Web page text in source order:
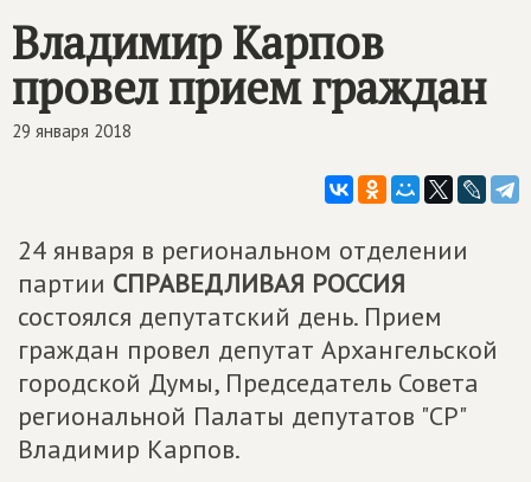
Контакты
Владимир Карпов
провел прием граждан
29 января 2018
24 января в региональном отделении
партии СПРАВЕДЛИВАЯ РОССИЯ
состоялся депутатский день. Прием
граждан провел депутат Архангельской
городской Думы, Председатель Совета
региональной Палаты депутатов "СР"
Владимир Карпов.